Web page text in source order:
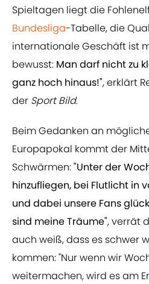
Spieltagen liegt die
Bundesliga-Tabelle, die
internationale Geschäft ist
bewusst: Man darf nicht zu
ganz hoch hinaus!", erklärt
der Sport Bild.
Beim Gedanken an
Europapokal kommt der
Schwärmen:"Unter der
hinzufliegen, bei Flutlicht in
und dabei unsere Fans
sind meine Träume", verrät
auch weiß, dass es schwer
kommen: "Nur wenn wir
weitermachen, wird es am